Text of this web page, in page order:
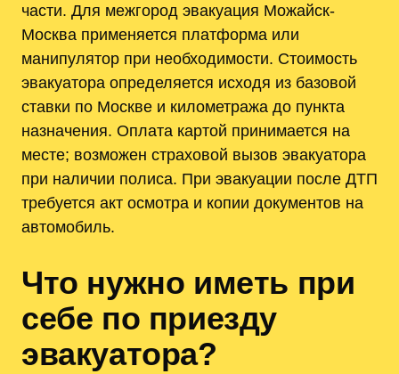
части. Для межгород эвакуация Можайск-
Москва применяется платформа или
манипулятор при необходимости. Стоимость
эвакуатора определяется исходя из базовой
ставки по Москве и километража до пункта
назначения. Оплата картой принимается на
месте; возможен страховой вызов эвакуатора
при наличии полиса. При эвакуации после ДТП
требуется акт осмотра и копии документов на
автомобиль.
Что нужно иметь при
себе по приезду
эвакуатора?